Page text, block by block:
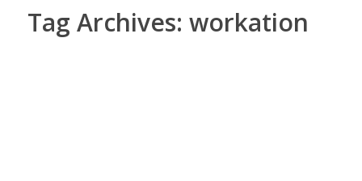
Tag Archives: workation